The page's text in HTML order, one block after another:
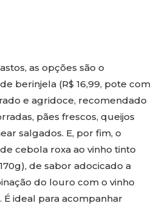
as opções são o
berinjela (R$ 16,99, pote com
e agridoce, recomendado
pães frescos, queijos
salgados. E, por fim, o
cebola roxa ao vinho tinto
de sabor adocicado a
do louro com o vinho
ideal para acompanhar